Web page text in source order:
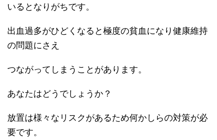
いると なり がちです。
出血過多がひどくなると極度の貧血になり健康維持
の問題にさえ
つながってしまうことがあります。
あなたはどうでしょうか？
放置は様々なリスクがあるため何かしらの対策が必
要です。